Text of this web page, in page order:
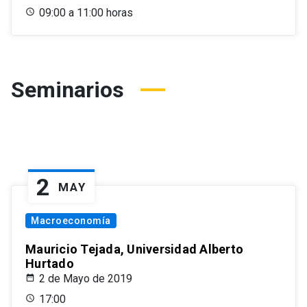
09:00 a 11:00 horas
Seminarios
2 MAY
Macroeconomía
Mauricio Tejada, Universidad Alberto
Hurtado
2 de Mayo de 2019
17:00